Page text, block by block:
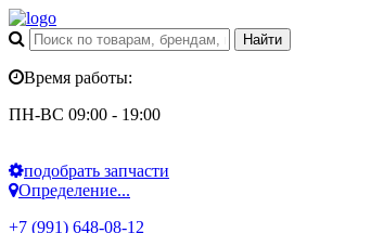
Время работы:
ПН-ВС 09:00 - 19:00
подобрать запчасти
Определение...
+7 (991) 648-08-12